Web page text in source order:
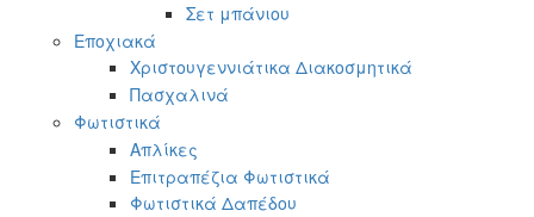
Σετ μπάνιου
Εποχιακά
Χριστουγεννιάτικα Διακοσμητικά
Πασχαλινά
Φωτιστικά
Απλίκες
Επιτραπέζια Φωτιστικά
Φωτιστικά Δαπέδου